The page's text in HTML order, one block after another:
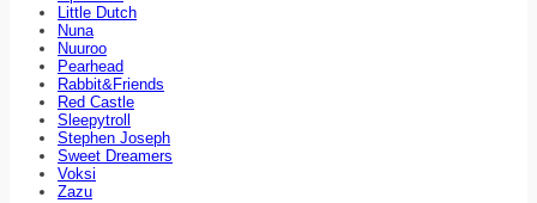
Little Dutch
Nuna
Nuuroo
Pearhead
Rabbit&Friends
Red Castle
Sleepytroll
Stephen Joseph
Sweet Dreamers
Voksi
Zazu